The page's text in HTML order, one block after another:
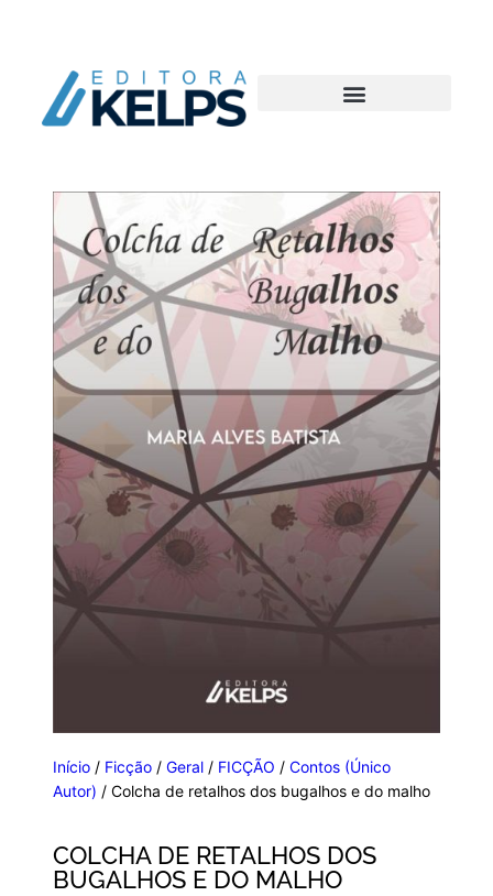
Início / Ficção /Geral / FICÇÃO /Contos (Único
Autor) / Colcha de retalhos dos bugalhos e do malho
COLCHA DE RETALHOS DOS
BUGALHOS E DO MALHO